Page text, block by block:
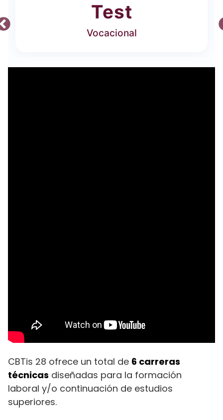
Test
Vocacional
CBTis 28 ofrece un total de 6 carreras
técnicas diseñadas para la formación
laboral y/o continuación de estudios
superiores.